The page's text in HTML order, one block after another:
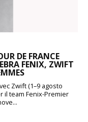
DE FRANCE
FENIX, ZWIFT
Zwift (1–9 agosto
il team Fenix-Premier